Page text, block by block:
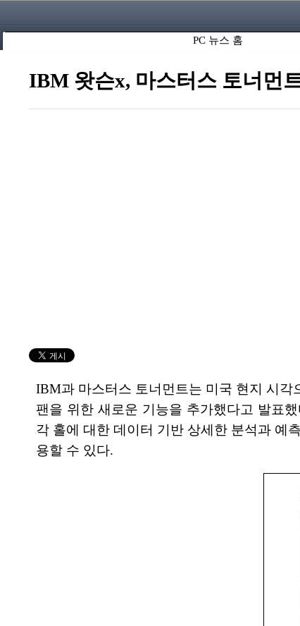
PC 뉴스 홈
IBM 왓슨x, 마스터스 토너먼
IBM과 마스터스 토너먼트는 미국 현지 시각
팬을 위한 새로운 기능을 추가했다고 발표
각 홀에 대한 데이터 기반 상세한 분석과 예
용할 수 있다.